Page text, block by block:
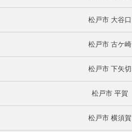
松戸市 大谷口
松戸市 古ケ崎
松戸市 下矢切
松戸市 平賀
松戸市 横須賀